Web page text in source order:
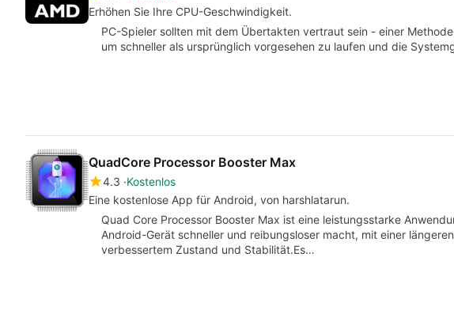
Erhöhen Sie Ihre CPU-Geschwindigkeit.
PC-Spieler sollten mit dem Übertakten vertraut sein - einer
um schneller als ursprünglich vorgesehen zu laufen und die
QuadCore Processor Booster Max
4.3 Kostenlos
Eine kostenlose App für Android, von harshlatarun.
Quad Core Processor Booster Max ist eine leistungsstarke
Android-Gerät schneller und reibungsloser macht, mit einer
verbessertem Zustand und Stabilität.Es…